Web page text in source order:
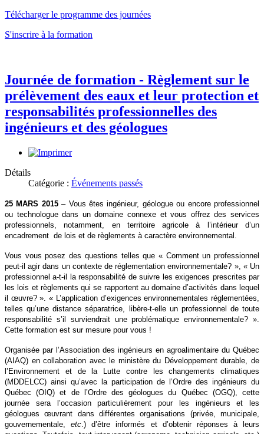
Télécharger le programme des journées
S'inscrire à la formation
Journée de formation - Règlement sur le
prélèvement des eaux et leur protection et
responsabilités professionnelles des
ingénieurs et des géologues
Détails
Catégorie : Événements passés
25 MARS 2015– Vous êtes ingénieur, géologue ou encore professionnel
ou technologue dans un domaine connexe et vous offrez des services
professionnels, notamment, en territoire agricole à l’intérieur d’un
encadrement de lois et de règlements à caractère environnemental.
Vous vous posez des questions telles que « Comment un professionnel
peut-il agir dans un contexte de réglementation environnementale? », « Un
professionnel a-t-il la responsabilité de suivre les exigences prescrites par
les lois et règlements qui se rapportent au domaine d’activités dans lequel
il œuvre? ». « L’application d’exigences environnementales réglementées,
telles qu’une distance séparatrice, libère-t-elle un professionnel de toute
responsabilité s’il surviendrait une problématique environnementale? ».
Cette formation est sur mesure pour vous !
Organisée par l’Association des ingénieurs en agroalimentaire du Québec
(AIAQ) en collaboration avec le ministère du Développement durable, de
l’Environnement et de la Lutte contre les changements climatiques
(MDDELCC) ainsi qu’avec la participation de l’Ordre des ingénieurs du
Québec (OIQ) et de l’Ordre des géologues du Québec (OGQ), cette
journée sera l’occasion particulièrement pour les ingénieurs et les
géologues œuvrant dans différentes organisations (privée, municipale,
gouvernementale,etc .) d’être informés et d’obtenir réponses à leurs